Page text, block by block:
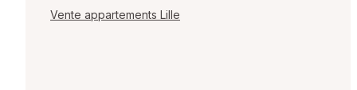
Vente appartements Lille